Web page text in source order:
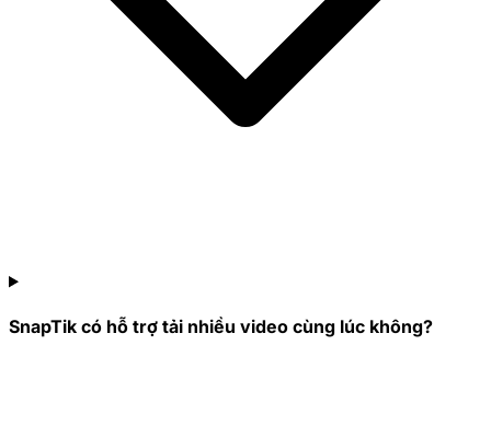
SnapTik có hỗ trợ tải nhiều video cùng lúc không?